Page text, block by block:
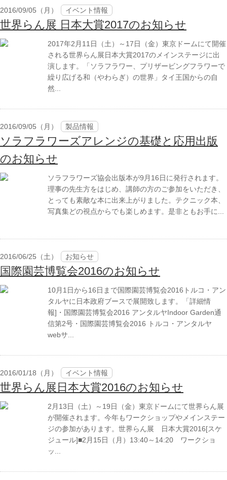
2016/09/05（月） イベント情報
世界らん展 日本大賞2017のお知らせ
2017年2月11日（土）～17日（金）東京ドームにて開催
される世界らん展日本大賞2017のメインステージに出
演します。「ソラフラワー、プリザービングフラワーで
繰り広げる和（やわらぎ）の世界」タイ王国からの自
然...
2016/09/05（月） 製品情報
ソラフラワーズアレンジの基礎と応用出版
のお知らせ
ソラフラワーズ協会出版本が9月16日に発行されます。
理事の先生方をはじめ、講師の方のご参加をいただき、
とっても素敵な本に出来上がりました。テクニック本、
写真集どの視点からでも楽しめます。是非ともお手に...
2016/06/25（土） お知らせ
国際園芸博覧会2016のお知らせ
10月1日から16日まで国際園芸博覧会2016トルコ・アン
タルヤに日本政府ブースで展開致します。「詳細情
報]・国際園芸博覧会2016 アンタルヤIndoor Garden通
信第2号・国際園芸博覧会2016 トルコ・アンタルヤ
webサ...
2016/01/18（月） イベント情報
世界らん展日本大賞2016のお知らせ
2月13日（土）～19日（金）東京ドームにて世界らん展
が開催されます。今年もワークショップやメインステー
ジの参加があります。世界らん展 日本大賞2016[スケ
ジュール]■2月15日（月）13:40～14:20 ワークショ
ッ...